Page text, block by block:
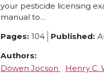
your pesticide licensing
manual to…
Pages: 104 Published:
Authors:
Dowen Jocson
Henry C.